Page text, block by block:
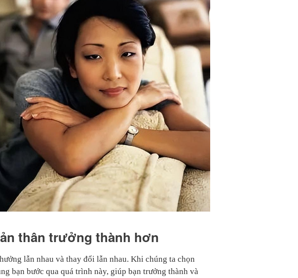
thân trưởng thành hơn
lẫn nhau và thay đổi lẫn nhau. Khi chúng ta chọn
bạn bước qua quá trình này, giúp bạn trưởng thành và